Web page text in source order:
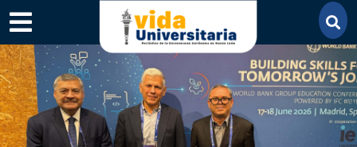
×